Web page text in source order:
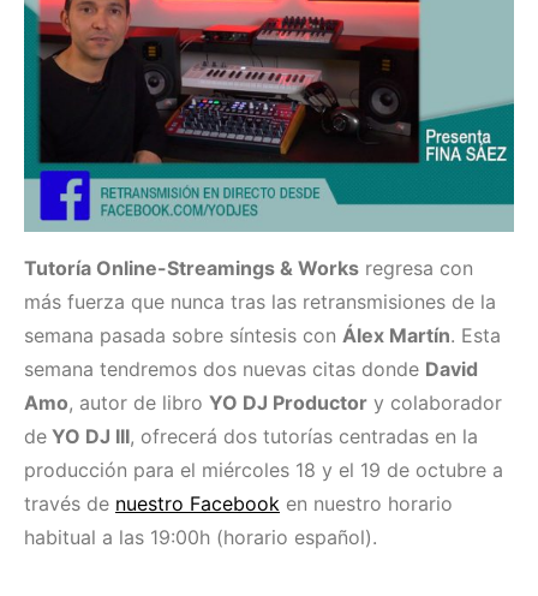
Tutoría Online-Streamings & Works regresa con
más fuerza que nunca tras las retransmisiones de la
semana pasada sobre síntesis con Álex Martín. Esta
semana tendremos dos nuevas citas donde David
Amo, autor de libro YO DJ Productor y colaborador
de YO DJ III, ofrecerá dos tutorías centradas en la
producción para el miércoles 18 y el 19 de octubre a
través de nuestro Facebook en nuestro horario
habitual a las 19:00h (horario español).